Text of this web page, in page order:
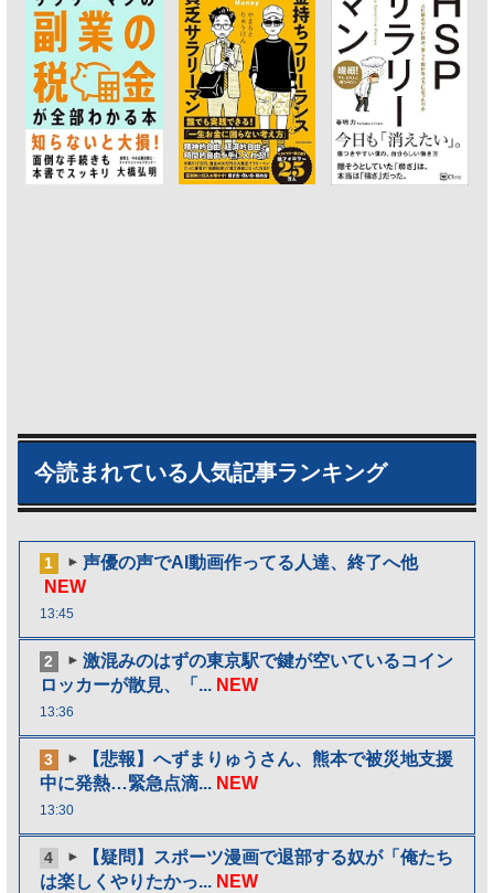
今読まれている人気記事ランキング
1
声優の声でAI動画作ってる人達、終了へ他
NEW
13:45
2
激混みのはずの東京駅で鍵が空いているコイン
ロッカーが散見、「... NEW
13:36
3
【悲報】へずまりゅうさん、熊本で被災地支援
中に発熱…緊急点滴... NEW
13:30
4
【疑問】スポーツ漫画で退部する奴が「俺たち
は楽しくやりたかっ... NEW